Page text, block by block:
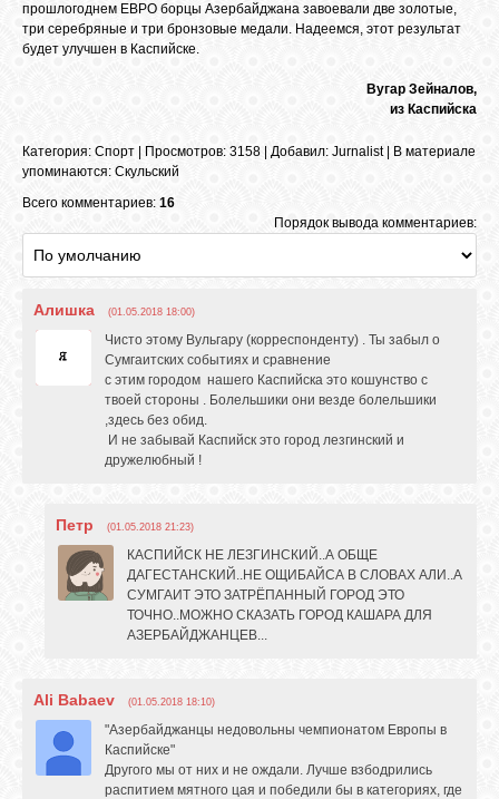
ВХОД
VK
TWITTER
FACEBOOK
прошлогоднем ЕВРО борцы Азербайджана завоевали две золотые,
три серебряные и три бронзовые медали. Надеемся, этот результат
будет улучшен в Каспийске.
Вугар Зейналов,​
из Каспийска
Категория: Спорт Просмотров: 3158 | Добавил: Jurnalist|
В материале
упоминаются: Скульский
Всего комментариев: 16
Порядок вывода комментариев:
Алишка (01.05.2018 18:00)
Чисто этому Вульгару (корреспонденту) . Ты забыл о
Сумгаитских событиях и сравнение
с этим городом нашего Каспийска это кошунство с
твоей стороны . Болельшики они везде болельшики
,здесь без обид.
И не забывай Каспийск это город лезгинский и
дружелюбный !
Петр (01.05.2018 21:23)
КАСПИЙСК НЕ ЛЕЗГИНСКИЙ..А ОБЩЕ
ДАГЕСТАНСКИЙ..НЕ ОЩИБАЙСА В СЛОВАХ АЛИ..А
СУМГАИТ ЭТО ЗАТРЁПАННЫЙ ГОРОД ЭТО
ТОЧНО..МОЖНО СКАЗАТЬ ГОРОД КАШАРА ДЛЯ
АЗЕРБАЙДЖАНЦЕВ...
Ali Babaev (01.05.2018 18:10)
"Азербайджанцы недовольны чемпионатом Европы в
Каспийске"
Другого мы от них и не ождали. Лучше взбодрились
распитием мятного цая и победили бы в категориях, где